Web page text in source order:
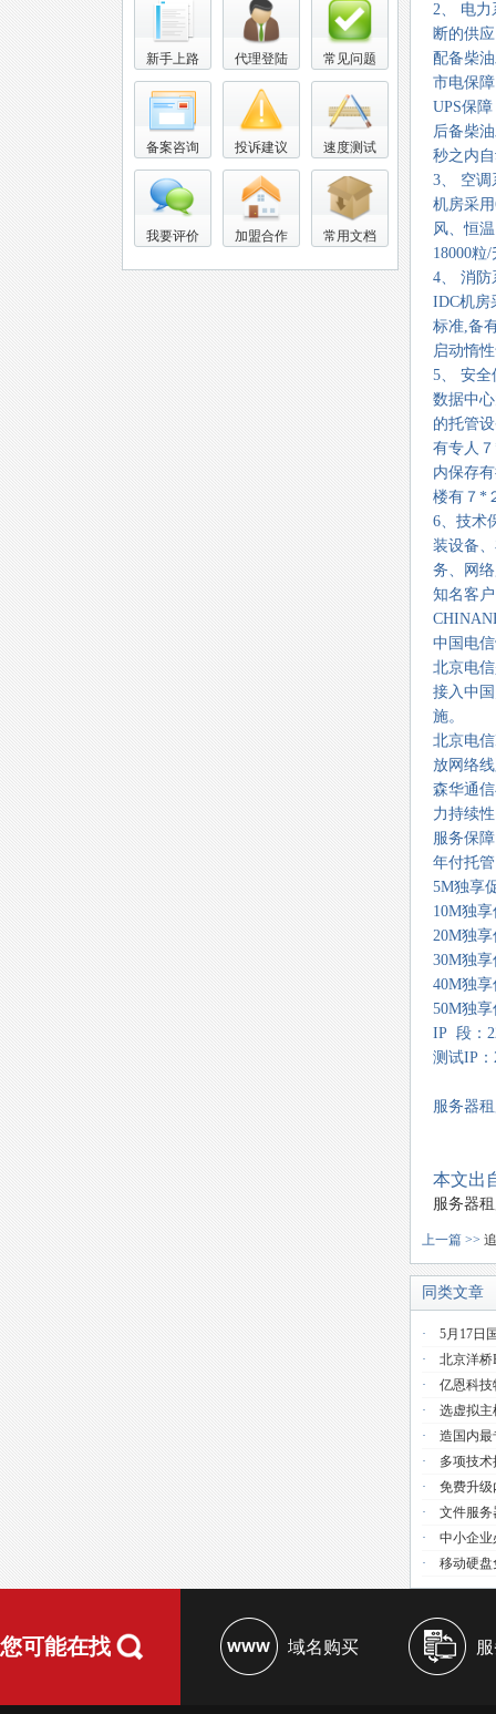
新手上路 代理登陆 常见问题
备案咨询 投诉建议 速度测试
我要评价 加盟合作 常用文档
2、 电力
断的供
配备柴
市电保
UPS保
后备柴
秒之内
3、 空调
机房采
风、恒
18000粒
4、 消防
IDC机房
标准,备
启动惰
5、 安全
数据中
的托管
有专人
内保存
楼有７*
6、技术
装设备
务、网
知名客
中国电
北京电
接入中
施。
北京电
放网络
森华通
力持续
服务保
年付托
5M独享
10M独
20M独
30M独享
40M独享
50M独享
IP 段：
测试IP：
服务器
本文出
服务器
上一篇 >>
同类文章
· 5月17日
· 北京洋桥
· 亿恩科
· 选虚拟主
· 造国内最
· 多项技
· 免费升级
· 文件服务
· 中小企
· 移动硬盘
您可能在找 域名购买